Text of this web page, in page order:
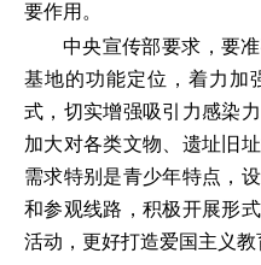
要作用。
中央宣传部要求，要
基地的功能定位，着力加
式，切实增强吸引力感染
加大对各类文物、遗址旧
需求特别是青少年特点，
和参观线路，积极开展形
活动，更好打造爱国主义教